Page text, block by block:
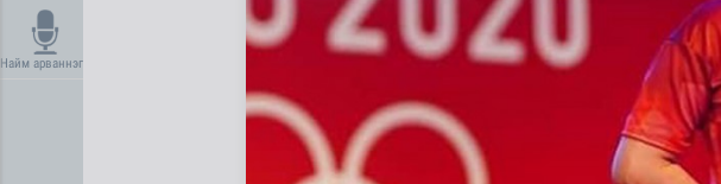
Найм арваннэг
“COP Time”-ийн өргөтгөсөн хуралдаан болж байна